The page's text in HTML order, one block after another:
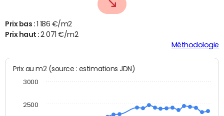
Prix bas :
1 186 €/m2
Prix haut :2 071 €/m2
Méthodologie
Prix au m2 (source : estimations JDN)
2500
3000